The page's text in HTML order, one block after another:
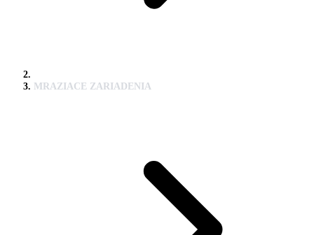
MRAZIACE ZARIADENIA